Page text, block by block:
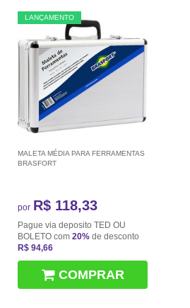
LANÇAMENTO
MALETA MÉDIA PARA FERRAMENTAS
BRASFORT
por R$ 118,33
Pague via deposito TED OU
BOLETO com 20% de desconto
R$ 94,66
COMPRAR